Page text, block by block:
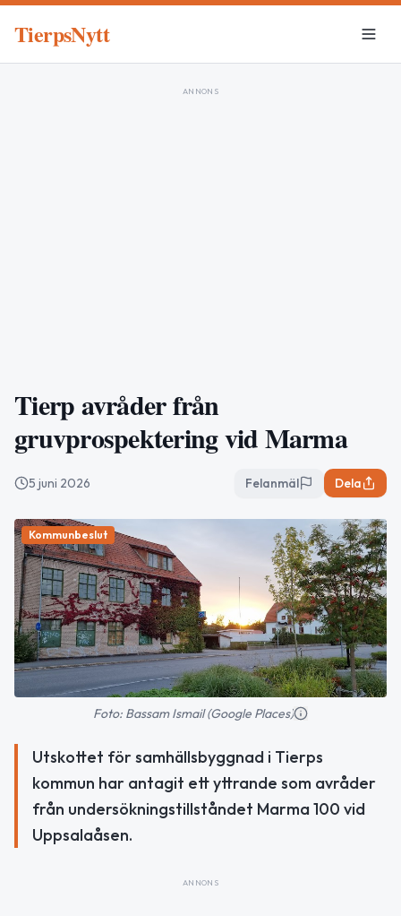
TierpsNytt
ANNONS
Tierp avråder från
gruvprospektering vid Marma
5 juni 2026 Felanmäl Dela
Kommunbeslut
Foto: Bassam Ismail (Google Places)
Utskottet för samhällsbyggnad i Tierps
kommun har antagit ett yttrande som avråder
från undersökningstillståndet Marma 100 vid
Uppsalaåsen.
ANNONS